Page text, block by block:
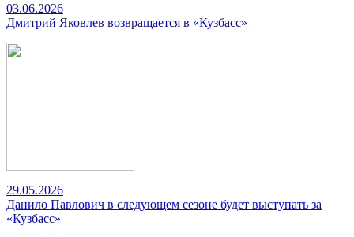
03.06.2026
Дмитрий Яковлев возвращается в «Кузбасс»
29.05.2026
Данило Павлович в следующем сезоне будет выступать за
«Кузбасс»